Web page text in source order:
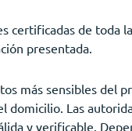
certificadas de toda la
presentada.
más sensibles del
domicilio. Las
y verificable.